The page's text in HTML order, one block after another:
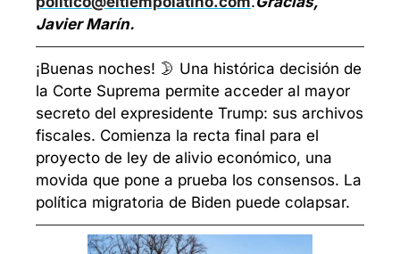
Javier Marín.
¡Buenas noches! 🌛 Una histórica decisión de
la Corte Suprema permite acceder al mayor
secreto del expresidente Trump: sus archivos
fiscales. Comienza la recta final para el
proyecto de ley de alivio económico, una
movida que pone a prueba los consensos. La
política migratoria de Biden puede colapsar.